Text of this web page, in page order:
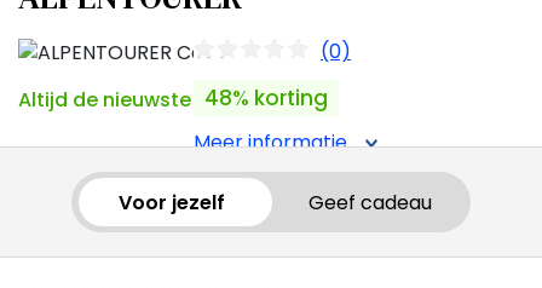
(0)
48% korting
Meer informatie
Altijd de nieuwste edities in huis.
Voor jezelf Geef cadeau